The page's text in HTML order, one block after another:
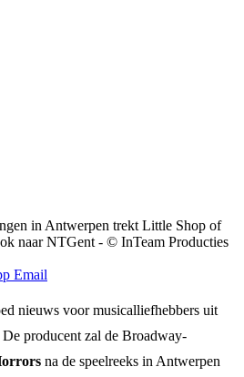
in Antwerpen trekt Little Shop of
naar NTGent - © InTeam Producties
Email
nieuws voor musicalliefhebbers uit
producent zal de Broadway-
na de speelreeks in Antwerpen